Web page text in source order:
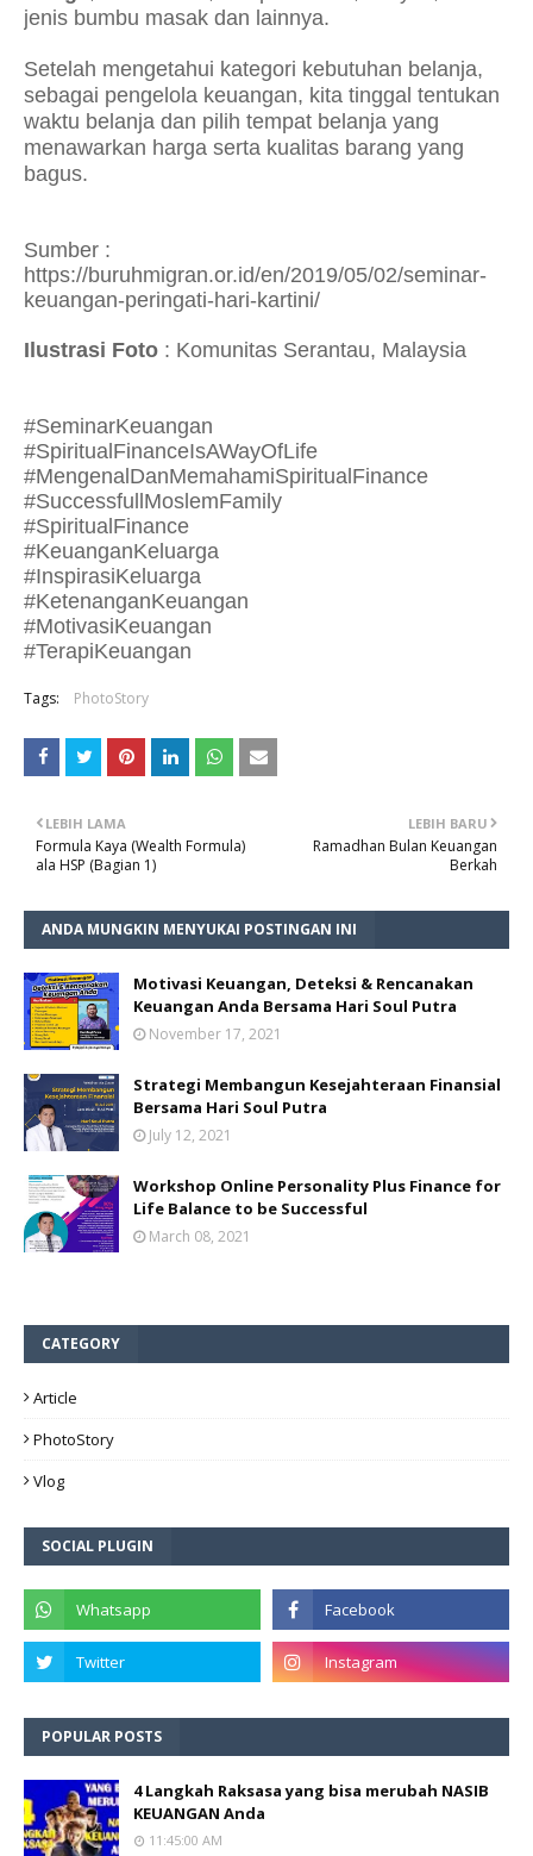
jenis bumbu masak dan lainnya.
Setelah mengetahui kategori kebutuhan belanja,
sebagai pengelola keuangan, kita tinggal tentukan
waktu belanja dan pilih tempat belanja yang
menawarkan harga serta kualitas barang yang
bagus.
Sumber :
https://buruhmigran.or.id/en/2019/05/02/seminar-
keuangan-peringati-hari-kartini/
Ilustrasi Foto : Komunitas Serantau, Malaysia
#SeminarKeuangan
#SpiritualFinanceIsAWayOfLife
#MengenalDanMemahamiSpiritualFinance
#SuccessfullMoslemFamily
#SpiritualFinance
#KeuanganKeluarga
#InspirasiKeluarga
#KetenanganKeuangan
#MotivasiKeuangan
#TerapiKeuangan
Tags: PhotoStory
LEBIH BARU
Ramadhan Bulan Keuangan
Berkah
LEBIH LAMA
Formula Kaya (Wealth Formula)
ala HSP (Bagian 1)
ANDA MUNGKIN MENYUKAI POSTINGAN INI
Motivasi Keuangan, Deteksi & Rencanakan
Keuangan Anda Bersama Hari Soul Putra
November 17, 2021
Strategi Membangun Kesejahteraan Finansial
Bersama Hari Soul Putra
July 12, 2021
Workshop Online Personality Plus Finance for
Life Balance to be Successful
March 08, 2021
CATEGORY
Article
PhotoStory
Vlog
SOCIAL PLUGIN
POPULAR POSTS
4 Langkah Raksasa yang bisa merubah NASIB
KEUANGAN Anda
11:45:00 AM